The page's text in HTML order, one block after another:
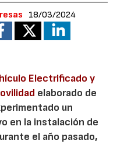
18/03/2024
Electrificado y
elaborado de
un
en la instalación de
el año pasado,